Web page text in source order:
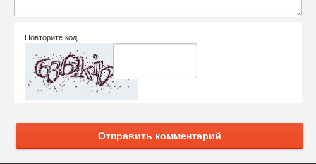
Повторите код:
Отправить комментарий